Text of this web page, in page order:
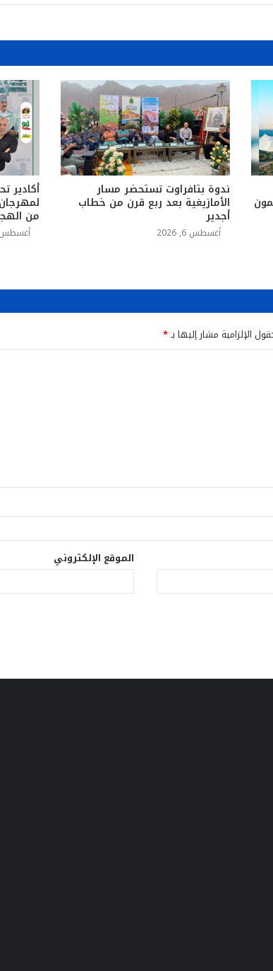
ندوة بتافراوت تستحضر مسار
الأمازيغية بعد ربع قرن من خطاب
أجدير
أغسطس 6, 2026
أكادير
من
أغسطس 6, 2026
الإلزامية مشار إليها بـ*
الموقع الإلكتروني